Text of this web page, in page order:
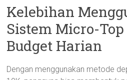
Kelebihan
Sistem Micro-
Budget Harian
Dengan menggunakan metode